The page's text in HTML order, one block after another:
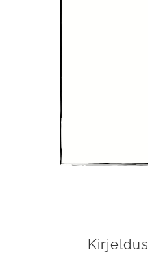
Kirjeldus